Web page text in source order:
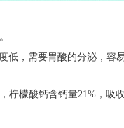
低，需要胃酸的分泌，容
柠檬酸钙含钙量21% ，吸